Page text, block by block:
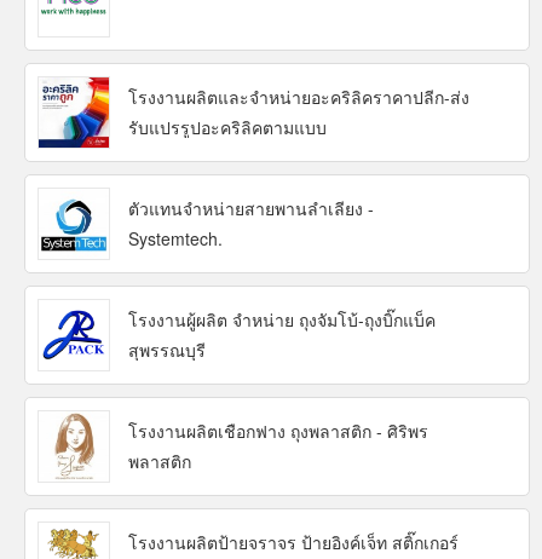
โรงงานผลิตและจำหน่ายอะคริลิคราคาปลีก-ส่ง
รับแปรรูปอะคริลิคตามแบบ
ตัวแทนจำหน่ายสายพานลำเลียง -
Systemtech.
โรงงานผู้ผลิต จำหน่าย ถุงจัมโบ้-ถุงบิ๊กแบ็ค
สุพรรณบุรี
โรงงานผลิตเชือกฟาง ถุงพลาสติก - ศิริพร
พลาสติก
โรงงานผลิตป้ายจราจร ป้ายอิงค์เจ็ท สติ๊กเกอร์